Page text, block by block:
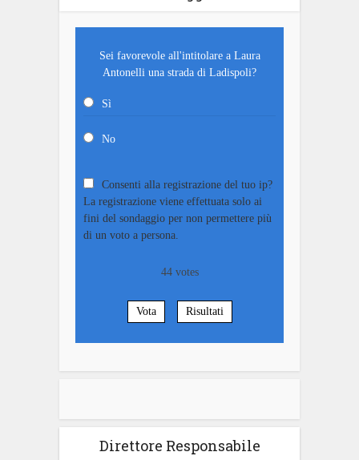
Sei favorevole all'intitolare a Laura
Antonelli una strada di Ladispoli?
Sì
No
Consenti alla registrazione del tuo ip?
La registrazione viene effettuata solo ai
fini del sondaggio per non permettere più
di un voto a persona.
44votes
Vota Risultati
Direttore Responsabile